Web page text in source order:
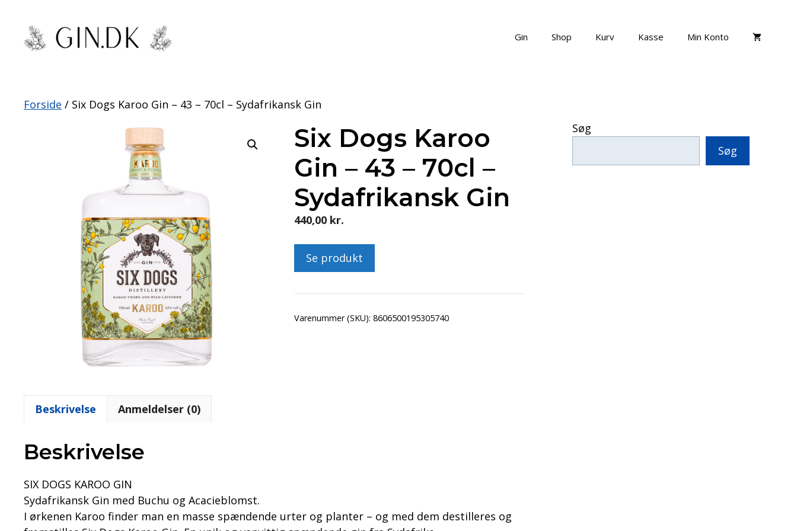
indhold
Gin Shop Kurv Kasse Min Konto
Forside / Six Dogs Karoo Gin – 43 – 70cl – Sydafrikansk Gin
Six Dogs Karoo
Gin – 43 – 70cl –
Sydafrikansk Gin
440,00 kr.
Se produkt
Varenummer (SKU):8606500195305740
Beskrivelse Anmeldelser (0)
Beskrivelse
SIX DOGS KAROO GIN
Sydafrikansk Gin med Buchu og Acacieblomst.
I ørkenen Karoo finder man en masse spændende urter og planter – og med dem destilleres og
Søg
Søg